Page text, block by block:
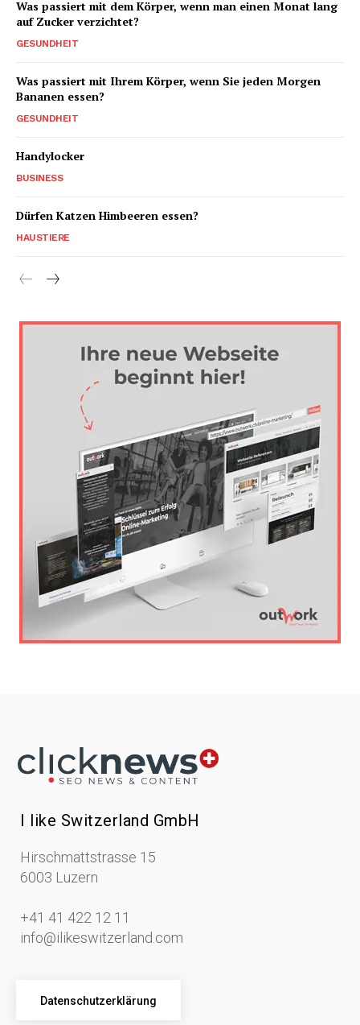
Was passiert mit dem Körper, wenn man einen Monat lang
auf Zucker verzichtet?
GESUNDHEIT
Was passiert mit Ihrem Körper, wenn Sie jeden Morgen
Bananen essen?
GESUNDHEIT
Handylocker
BUSINESS
Dürfen Katzen Himbeeren essen?
HAUSTIERE
I like Switzerland GmbH
Hirschmattstrasse 15
6003 Luzern
+41 41 422 12 11
info@ilikeswitzerland.com
Datenschutzerklärung